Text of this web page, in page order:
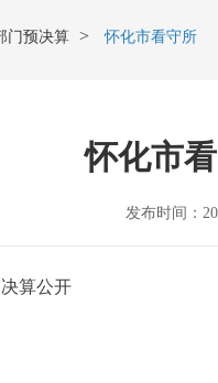
门预决算 > 怀化市看守所
怀化市
发布时间：
算公开